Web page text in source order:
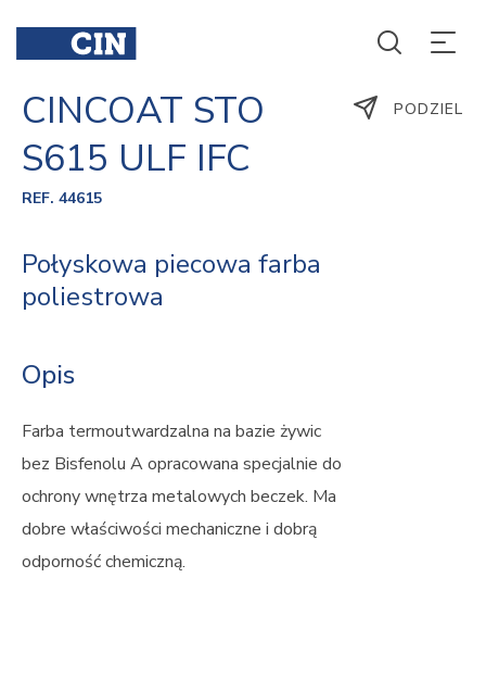
CINCOAT STO
S615 ULF IFC
REF. 44615
Połyskowa piecowa farba
poliestrowa
Opis
Farba termoutwardzalna na bazie żywic
bez Bisfenolu A opracowana specjalnie do
ochrony wnętrza metalowych beczek. Ma
dobre właściwości mechaniczne i dobrą
odporność chemiczną.
PODZIEL